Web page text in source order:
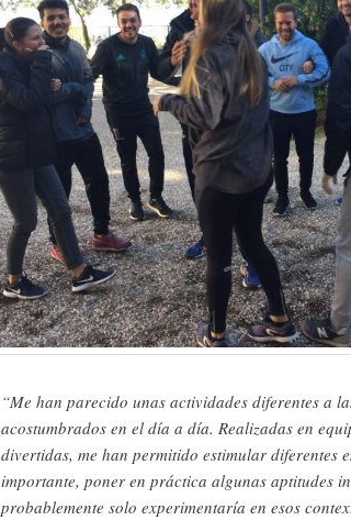
“Me han parecido unas actividades diferentes a
acostumbrados en el día a día. Realizadas en
divertidas, me han permitido estimular diferentes
importante, poner en práctica algunas aptitudes
probablemente solo experimentaría en esos